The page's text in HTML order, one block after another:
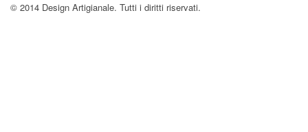
© 2014 Design Artigianale. Tutti i diritti riservati.